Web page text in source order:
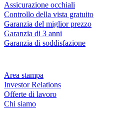
Assicurazione occhiali
Controllo della vista gratuito
Garanzia del miglior prezzo
Garanzia di 3 anni
Garanzia di soddisfazione
Area stampa
Investor Relations
Offerte di lavoro
Chi siamo